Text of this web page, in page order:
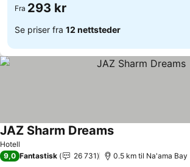
Fra 293 kr
Se priser fra 12 nettsteder
Hotell
JAZ Sharm Dreams
9,0 Fantastisk 26 731 0.5 km til Na'ama Bay